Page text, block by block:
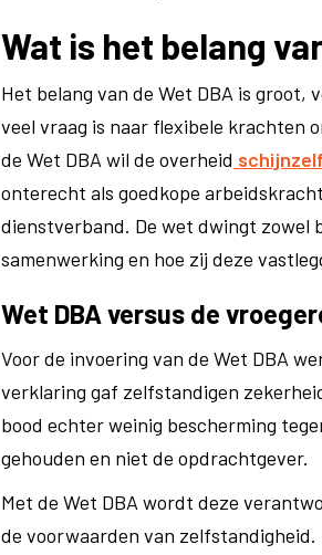
Wat is het belang
Het belang van de Wet DBA is
veel vraag is naar flexibele krachten
de Wet DBA wil de overheid
onterecht als goedkope
dienstverband. De wet dwingt zowel
samenwerking en hoe zij deze
Wet DBA versus de
Voor de invoering van de Wet DBA
verklaring gaf zelfstandigen
bood echter weinig bescherming
gehouden en niet de opdrachtgever.
Met de Wet DBA wordt deze
de voorwaarden van